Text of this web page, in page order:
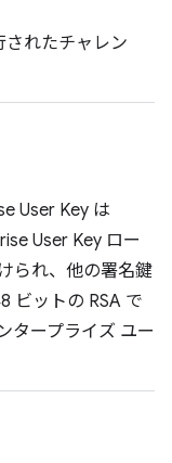
れたチャレン
User Key は
User Key ロー
られ、他の署名鍵
ビットの RSA で
タープライズ ユー